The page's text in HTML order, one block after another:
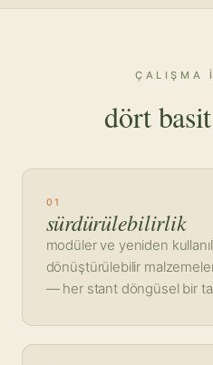
ÇALIŞMA
dört basit
01
sürdürülebilirlik
modüler ve yeniden
dönüştürülebilir
— her stant döngüsel bir